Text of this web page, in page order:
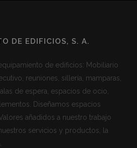
DE EDIFICIOS, S. A.
de edificios: Mobiliario
reuniones, sillería, mamparas,
de espera, espacios de ocio,
Diseñamos espacios
añadidos a nuestro trabajo
servicios y productos, la